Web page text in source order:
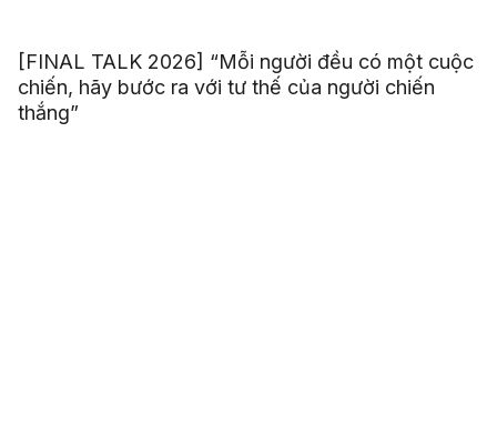
[FINAL TALK 2026] “Mỗi người đều có một cuộc
chiến, hãy bước ra với tư thế của người chiến
thắng”